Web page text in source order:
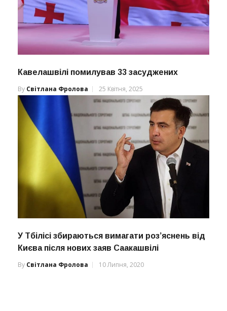
Кавелашвілі помилував 33 засуджених
By Світлана Фролова 25 Квітня, 2025
У Тбілісі збираються вимагати роз’яснень від
Києва після нових заяв Саакашвілі
By Світлана Фролова 10 Липня, 2020